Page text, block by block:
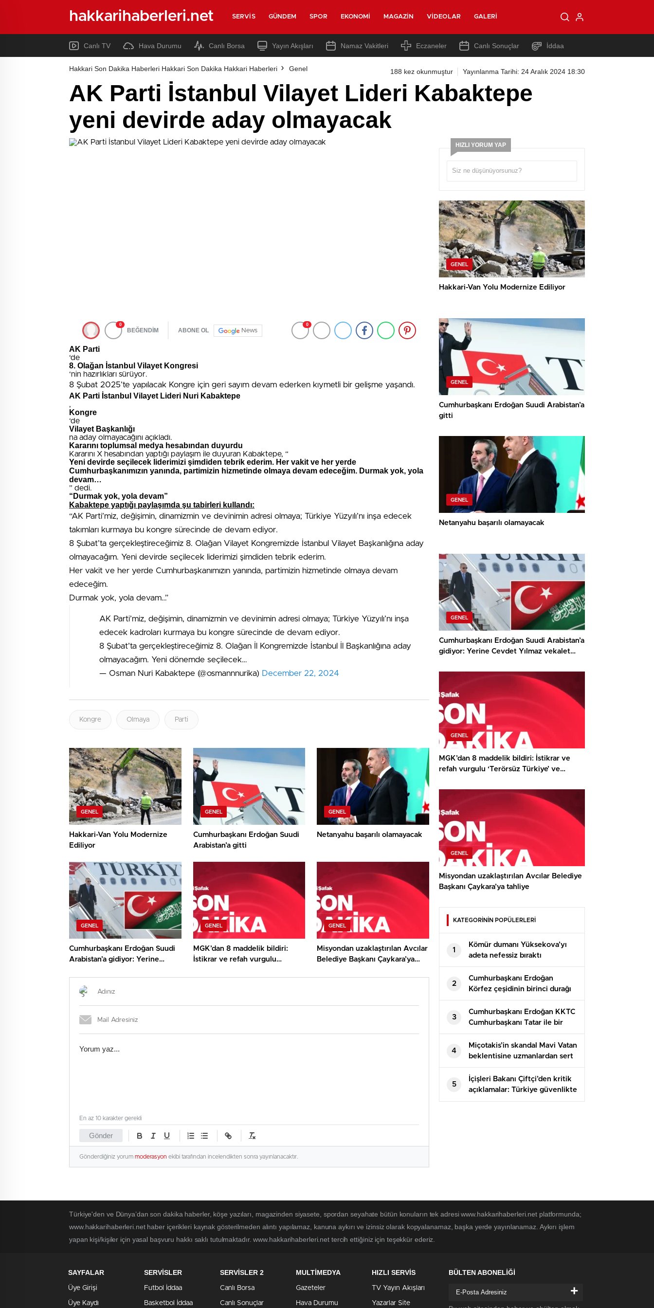
hakkarihaberleri.net SERVIS GÜNDEM SPOR EKONOMI MAGAZIN VIDEOLAR GALERI
Canlı TV Hava Durumu Canlı Borsa Yayın Akışları Namaz Vakitleri Eczaneler Canlı Sonuçlar İddaa
Hakkari Son Dakika Haberleri Hakkari Son Dakika Hakkari Haberleri Genel 188 kez okunmuştur Yayınlanma Tarihi: 24 Aralık 2024 18:30
AK Parti İstanbul Vilayet Lideri Kabaktepe
yeni devirde aday olmayacak
0
BEĞENDİM ABONE OL News
0
AK Parti
‘de
8. Olağan İstanbul Vilayet Kongresi
‘nin hazırlıkları sürüyor.
8 Şubat 2025’te yapılacak Kongre için geri sayım devam ederken kıymetli bir gelişme yaşandı.
AK Parti İstanbul Vilayet Lideri Nuri Kabaktepe
,
Kongre
‘de
Vilayet Başkanlığı
na aday olmayacağını açıkladı.
Kararını toplumsal medya hesabından duyurdu
Kararını X hesabından yaptığı paylaşım ile duyuran Kabaktepe, “
Yeni devirde seçilecek liderimizi şimdiden tebrik ederim. Her vakit ve her yerde
Cumhurbaşkanımızın yanında, partimizin hizmetinde olmaya devam edeceğim. Durmak yok, yola
devam…
” dedi.
“Durmak yok, yola devam”
Kabaktepe yaptığı paylaşımda şu tabirleri kullandı:
“AK Parti’miz, değişimin, dinamizmin ve devinimin adresi olmaya; Türkiye Yüzyılı’nı inşa edecek
takımları kurmaya bu kongre sürecinde de devam ediyor.
8 Şubat’ta gerçekleştireceğimiz 8. Olağan Vilayet Kongremizde İstanbul Vilayet Başkanlığına aday
olmayacağım. Yeni devirde seçilecek liderimizi şimdiden tebrik ederim.
Her vakit ve her yerde Cumhurbaşkanımızın yanında, partimizin hizmetinde olmaya devam
edeceğim.
Durmak yok, yola devam…”
AK Parti’miz, değişimin, dinamizmin ve devinimin adresi olmaya; Türkiye Yüzyılı’nı inşa
edecek kadroları kurmaya bu kongre sürecinde de devam ediyor.
8 Şubat’ta gerçekleştireceğimiz 8. Olağan İl Kongremizde İstanbul İl Başkanlığına aday
olmayacağım. Yeni dönemde seçilecek…
— Osman Nuri Kabaktepe (@osmannnurika) December 22, 2024
Kongre Olmaya Parti
GENEL
Hakkari-Van Yolu Modernize
Ediliyor
GENEL
Cumhurbaşkanı Erdoğan Suudi
Arabistan’a gitti
GENEL
Netanyahu başarılı olamayacak
GENEL
Cumhurbaşkanı Erdoğan Suudi
Arabistan’a gidiyor: Yerine
GENEL
MGK’dan 8 maddelik bildiri:
İstikrar ve refah vurgulu
GENEL
Misyondan uzaklaştırılan Avcılar
Belediye Başkanı Çaykara’ya
Gönder
En az 10 karakter gerekli
Gönderdiğiniz yorum moderasyon ekibi tarafından incelendikten sonra yayınlanacaktır.
HIZLI YORUM YAP
GENEL
Hakkari-Van Yolu Modernize Ediliyor
GENEL
Cumhurbaşkanı Erdoğan Suudi Arabistan’a
gitti
GENEL
Netanyahu başarılı olamayacak
GENEL
Cumhurbaşkanı Erdoğan Suudi Arabistan’a
gidiyor: Yerine Cevdet Yılmaz vekalet
GENEL
MGK’dan 8 maddelik bildiri: İstikrar ve
refah vurgulu ‘Terörsüz Türkiye’ ve
GENEL
Misyondan uzaklaştırılan Avcılar Belediye
Başkanı Çaykara’ya tahliye
KATEGORİNİN POPÜLERLERİ
1
Kömür dumanı Yüksekova’yı
adeta nefessiz bıraktı
2
Cumhurbaşkanı Erdoğan
Körfez çeşidinin birinci durağı
Suudi Arabistan’da
3
Cumhurbaşkanı Erdoğan KKTC
Cumhurbaşkanı Tatar ile bir
ortaya geldi
4
Miçotakis’in skandal Mavi Vatan
beklentisine uzmanlardan sert
reaksiyon: Türkiye geri adım
atamaz
5
İçişleri Bakanı Çiftçi’den kritik
açıklamalar: Türkiye güvenlikte
yeni bir eşiğe geçti
Türkiye'den ve Dünya’dan son dakika haberler, köşe yazıları, magazinden siyasete, spordan seyahate bütün konuların tek adresi www.hakkarihaberleri.net platformunda;
www.hakkarihaberleri.net haber içerikleri kaynak gösterilmeden alıntı yapılamaz, kanuna aykırı ve izinsiz olarak kopyalanamaz, başka yerde yayınlanamaz. Aykırı işlem
yapan kişi/kişiler için yasal başvuru hakkı saklı tutulmaktadır. www.hakkarihaberleri.net tercih ettiğiniz için teşekkür ederiz.
SAYFALAR
Üye Girişi
Üye Kaydı
SERVİSLER
Futbol İddaa
Basketbol İddaa
SERVİSLER 2
Canlı Borsa
Canlı Sonuçlar
MULTİMEDYA
Gazeteler
Hava Durumu
HIZLI SERVİS
TV Yayın Akışları
Yazarlar Site
BÜLTEN ABONELİĞİ
+